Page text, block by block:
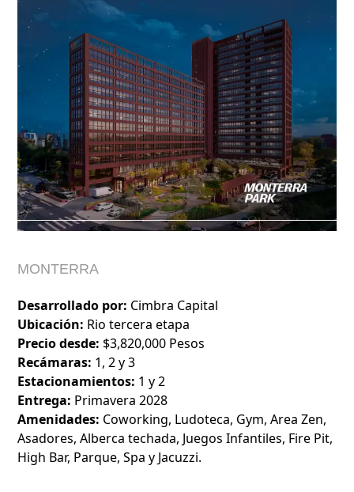
MONTERRA
Desarrollado por: Cimbra Capital
Ubicación: Rio tercera etapa
Precio desde: $3,820,000 Pesos
Recámaras: 1, 2 y 3
Estacionamientos: 1 y 2
Entrega: Primavera 2028
Amenidades: Coworking, Ludoteca, Gym, Area Zen,
Asadores, Alberca techada, Juegos Infantiles, Fire Pit,
High Bar, Parque, Spa y Jacuzzi.